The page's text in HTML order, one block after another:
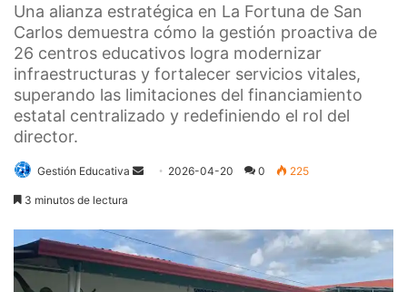
Una alianza estratégica en La Fortuna de San
Carlos demuestra cómo la gestión proactiva de
26 centros educativos logra modernizar
infraestructuras y fortalecer servicios vitales,
superando las limitaciones del financiamiento
estatal centralizado y redefiniendo el rol del
director.
Gestión Educativa
Send 2026-04-20 0 225
3 minutos de lectura